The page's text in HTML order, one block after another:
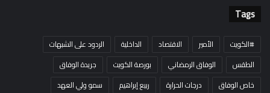
Tags
#الكويت الأمير الاقتصاد الداخلية
الردود على الشبهات
الطقس
الوفاق الرمضاني بورصة الكويت
جريدة الوفاق
خاص الوفاق
درجات الحرارة ربيع إبراهيم
سمو ولي العهد